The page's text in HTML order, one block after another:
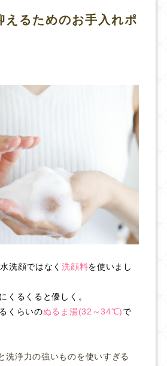
えるためのお手入れポ
洗顔ではなく洗顔料を使いまし
くるくると優しく。
くらいのぬるま湯(32～34℃)で
洗浄力の強いものを使いすぎる